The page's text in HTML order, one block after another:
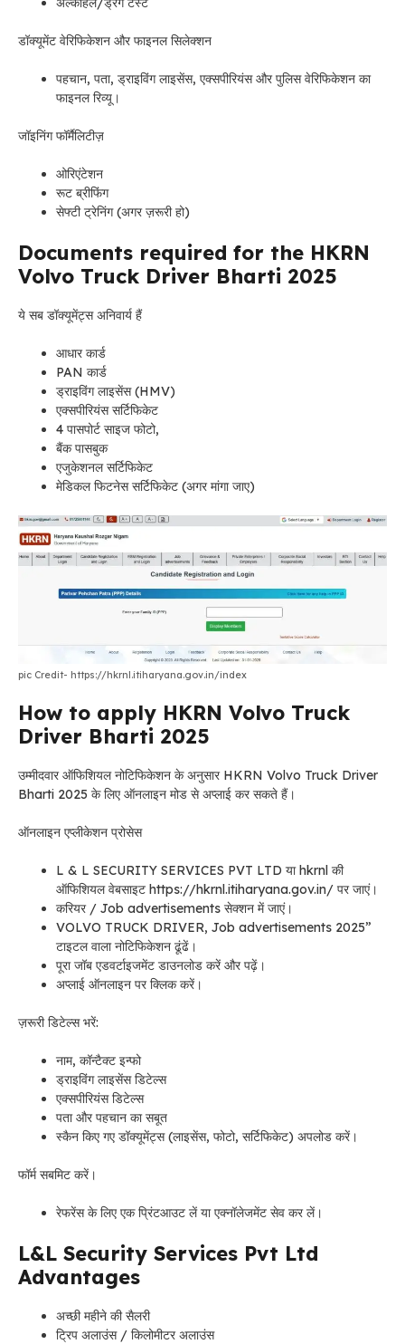
डॉक्यूमेंट वेरिफिकेशन और फाइनल सिलेक्शन
पहचान, पता, ड्राइविंग लाइसेंस, एक्सपीरियंस और पुलिस वेरिफिकेशन का
फाइनल रिव्यू।
जॉइनिंग फॉर्मैलिटीज़
ओरिएंटेशन
रूट ब्रीफिंग
सेफ्टी ट्रेनिंग (अगर ज़रूरी हो)
Documents required for the HKRN
Volvo Truck Driver Bharti 2025
ये सब डॉक्यूमेंट्स अनिवार्य हैं
आधार कार्ड
PAN कार्ड
ड्राइविंग लाइसेंस (HMV)
एक्सपीरियंस सर्टिफिकेट
4 पासपोर्ट साइज फोटो,
बैंक पासबुक
एजुकेशनल सर्टिफिकेट
मेडिकल फिटनेस सर्टिफिकेट (अगर मांगा जाए)
pic Credit- https://hkrnl.itiharyana.gov.in/index
How to apply HKRN Volvo Truck
Driver Bharti 2025
उम्मीदवार ऑफिशियल नोटिफिकेशन के अनुसार HKRN Volvo Truck Driver
Bharti 2025 के लिए ऑनलाइन मोड से अप्लाई कर सकते हैं।
ऑनलाइन एप्लीकेशन प्रोसेस
L & L SECURITY SERVICES PVT LTD या hkrnl की
ऑफिशियल वेबसाइट https://hkrnl.itiharyana.gov.in/ पर जाएं।
करियर / Job advertisements सेक्शन में जाएं।
VOLVO TRUCK DRIVER, Job advertisements 2025”
टाइटल वाला नोटिफिकेशन ढूंढें।
पूरा जॉब एडवर्टाइजमेंट डाउनलोड करें और पढ़ें।
अप्लाई ऑनलाइन पर क्लिक करें।
ज़रूरी डिटेल्स भरें:
नाम, कॉन्टैक्ट इन्फो
ड्राइविंग लाइसेंस डिटेल्स
एक्सपीरियंस डिटेल्स
पता और पहचान का सबूत
स्कैन किए गए डॉक्यूमेंट्स (लाइसेंस, फोटो, सर्टिफिकेट) अपलोड करें।
फॉर्म सबमिट करें।
रेफरेंस के लिए एक प्रिंटआउट लें या एक्नॉलेजमेंट सेव कर लें।
L&L Security Services Pvt Ltd
Advantages
अच्छी महीने की सैलरी
ट्रिप अलाउंस / किलोमीटर अलाउंस